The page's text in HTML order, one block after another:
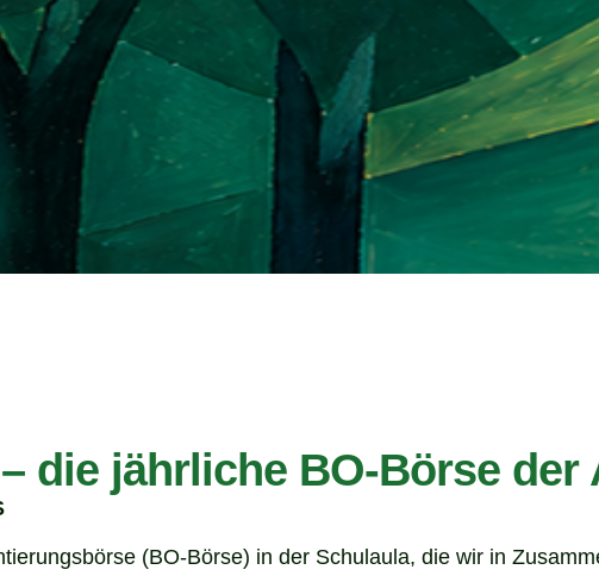
die jährliche BO-Börse der
(BO-Börse) in der Schulaula, die wir in